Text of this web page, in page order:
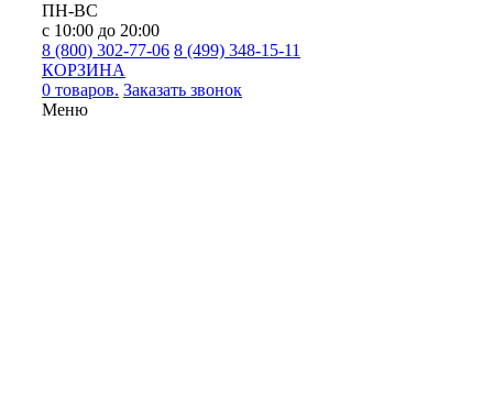
ПН-ВС
с 10:00 до 20:00
8 (800) 302-77-06 8 (499) 348-15-11
КОРЗИНА
0 товаров. Заказать звонок
Меню